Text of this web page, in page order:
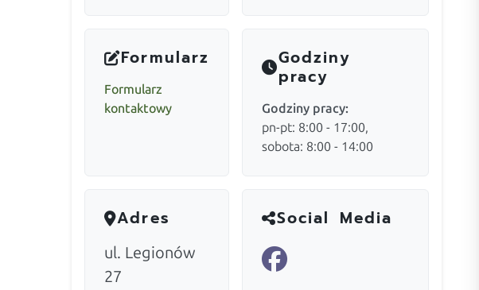
Formularz
Formularz
kontaktowy
Godziny
pracy
Godziny pracy:
pn-pt: 8:00 - 17:00,
sobota: 8:00 - 14:00
Adres
ul. Legionów
27
Social Media